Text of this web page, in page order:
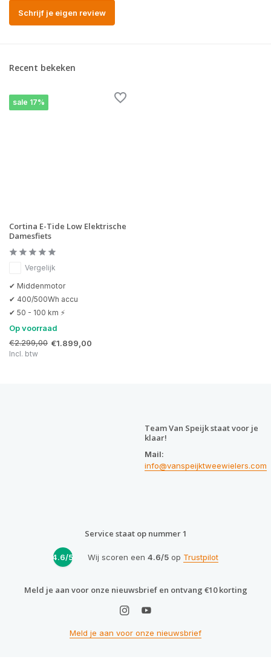
Schrijf je eigen review
Recent bekeken
sale 17%
Cortina E-Tide Low Elektrische
Damesfiets
Vergelijk
✔ Middenmotor
✔ 400/500Wh accu
✔ 50 - 100 km ⚡
Op voorraad
€2.299,00 €1.899,00
Incl. btw
Team Van Speijk staat voor je
klaar!
Mail:
info@vanspeijktweewielers.com
Service staat op nummer 1
4.6/5 Wij scoren een 4.6/5op Trustpilot
Meld je aan voor onze nieuwsbrief en ontvang €10 korting
Meld je aan voor onze nieuwsbrief